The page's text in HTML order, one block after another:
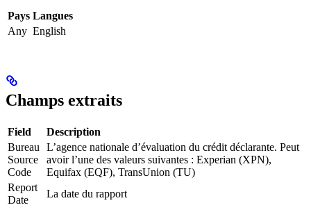
Pays Langues
Any English
Champs extraits
Field
Description
Bureau
Source
Code
L’agence nationale d’évaluation du crédit déclarante. Peut
avoir l’une des valeurs suivantes : Experian (XPN),
Equifax (EQF), TransUnion (TU)
Report
Date
La date du rapport